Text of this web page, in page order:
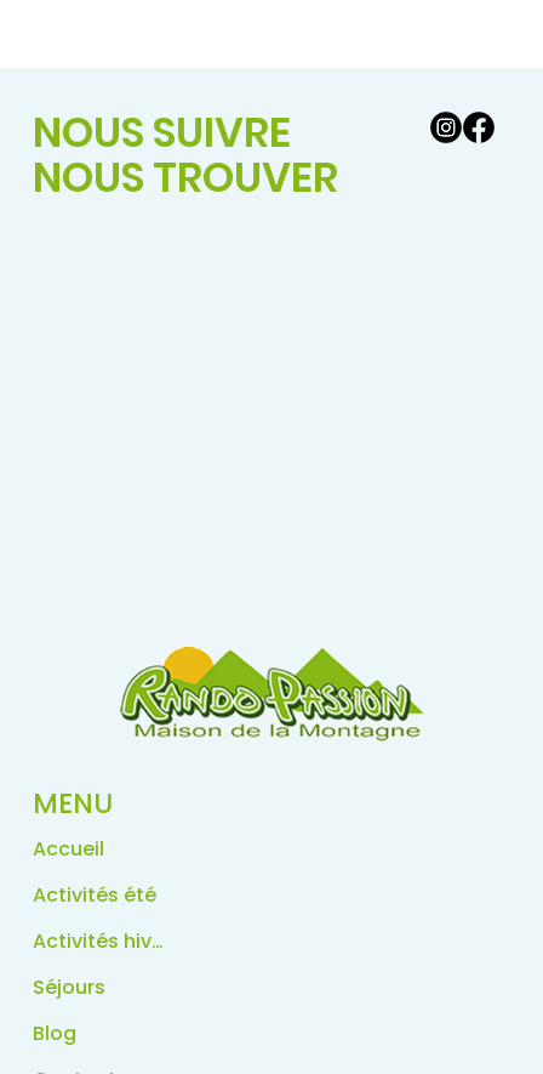
NOUS SUIVRE
NOUS TROUVER
MENU
Accueil
Activités été
Activités hiver
Séjours
Blog